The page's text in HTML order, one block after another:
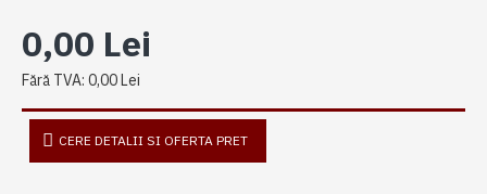
0,00 Lei
Fără TVA: 0,00 Lei
CERE DETALII SI OFERTA PRET